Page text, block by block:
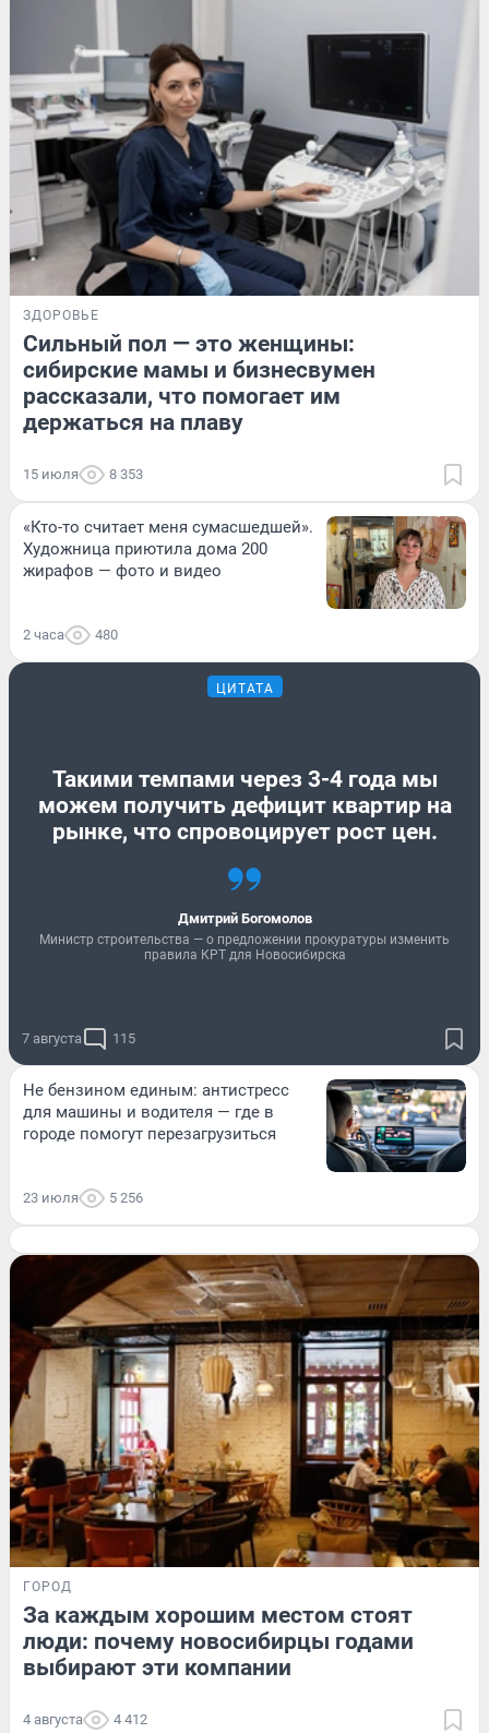
ЗДОРОВЬЕ
Сильный пол — это женщины:
сибирские мамы и бизнесвумен
рассказали, что помогает им
держаться на плаву
15 июля 8 353
«Кто-то считает меня сумасшедшей».
Художница приютила дома 200
жирафов — фото и видео
2 часа 480
ЦИТАТА
Такими темпами через 3-4 года мы
можем получить дефицит квартир на
рынке, что спровоцирует рост цен.
Дмитрий Богомолов
Министр строительства — о предложении прокуратуры изменить
правила КРТ для Новосибирска
7 августа 115
Не бензином единым: антистресс
для машины и водителя — где в
городе помогут перезагрузиться
23 июля 5 256
ГОРОД
За каждым хорошим местом стоят
люди: почему новосибирцы годами
выбирают эти компании
4 августа 4 412